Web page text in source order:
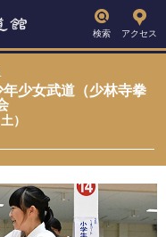
検索 アクセス
年少女武道（少林寺拳
）